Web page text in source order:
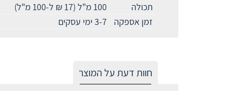
תכולה
100 מ"ל (17 ₪ ל-100 מ"ל)
זמן אספקה
3-7 ימי עסקים
חוות דעת על המוצר